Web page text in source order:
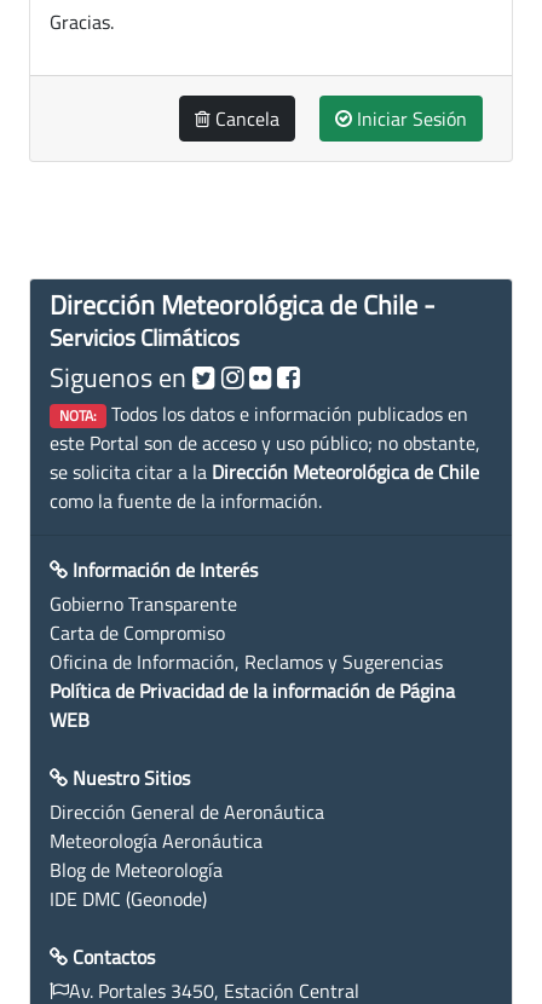
Gracias.
Cancela Iniciar Sesión
Dirección Meteorológica de Chile -
Servicios Climáticos
Siguenos en
NOTA: Todos los datos e información publicados en
este Portal son de acceso y uso público; no obstante,
se solicita citar a la Dirección Meteorológica de Chile
como la fuente de la información.
Información de Interés
Gobierno Transparente
Carta de Compromiso
Oficina de Información, Reclamos y Sugerencias
Política de Privacidad de la información de Página
WEB
Nuestro Sitios
Dirección General de Aeronáutica
Meteorología Aeronáutica
Blog de Meteorología
IDE DMC (Geonode)
Contactos
Av. Portales 3450, Estación Central